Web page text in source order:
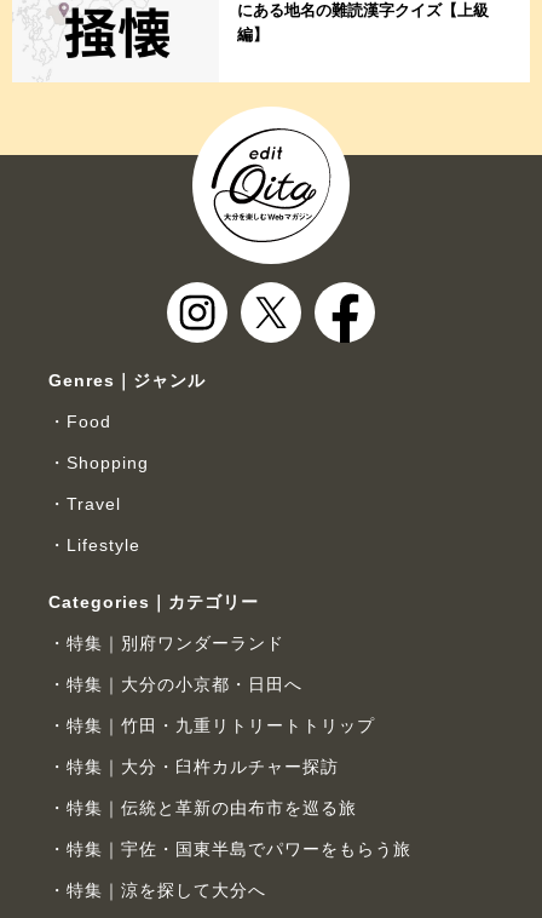
にある地名の難読漢字クイズ【上級
編】
Genres｜ジャンル
Food
Shopping
Travel
Lifestyle
Categories｜カテゴリー
特集｜別府ワンダーランド
特集｜大分の小京都・日田へ
特集｜竹田・九重リトリートトリップ
特集｜大分・臼杵カルチャー探訪
特集｜伝統と革新の由布市を巡る旅
特集｜宇佐・国東半島でパワーをもらう旅
特集｜涼を探して大分へ